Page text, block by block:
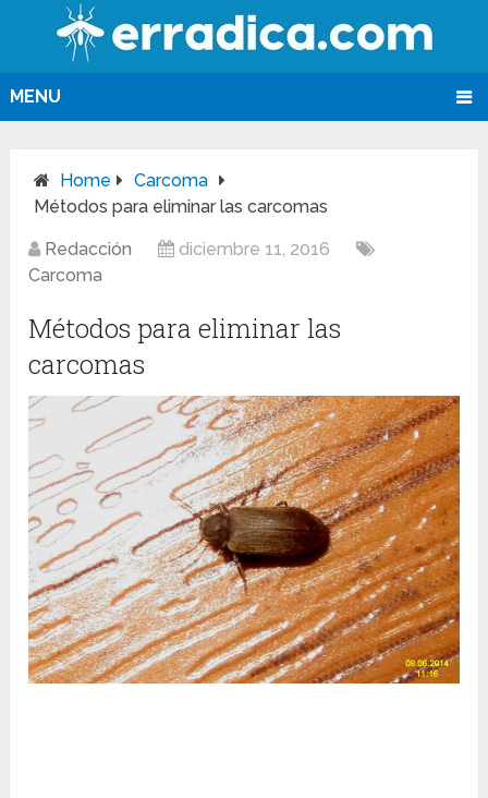
MENU
Home
Carcoma
Métodos para eliminar las carcomas
Redacción
diciembre 11, 2016
Carcoma
Métodos para eliminar las
carcomas